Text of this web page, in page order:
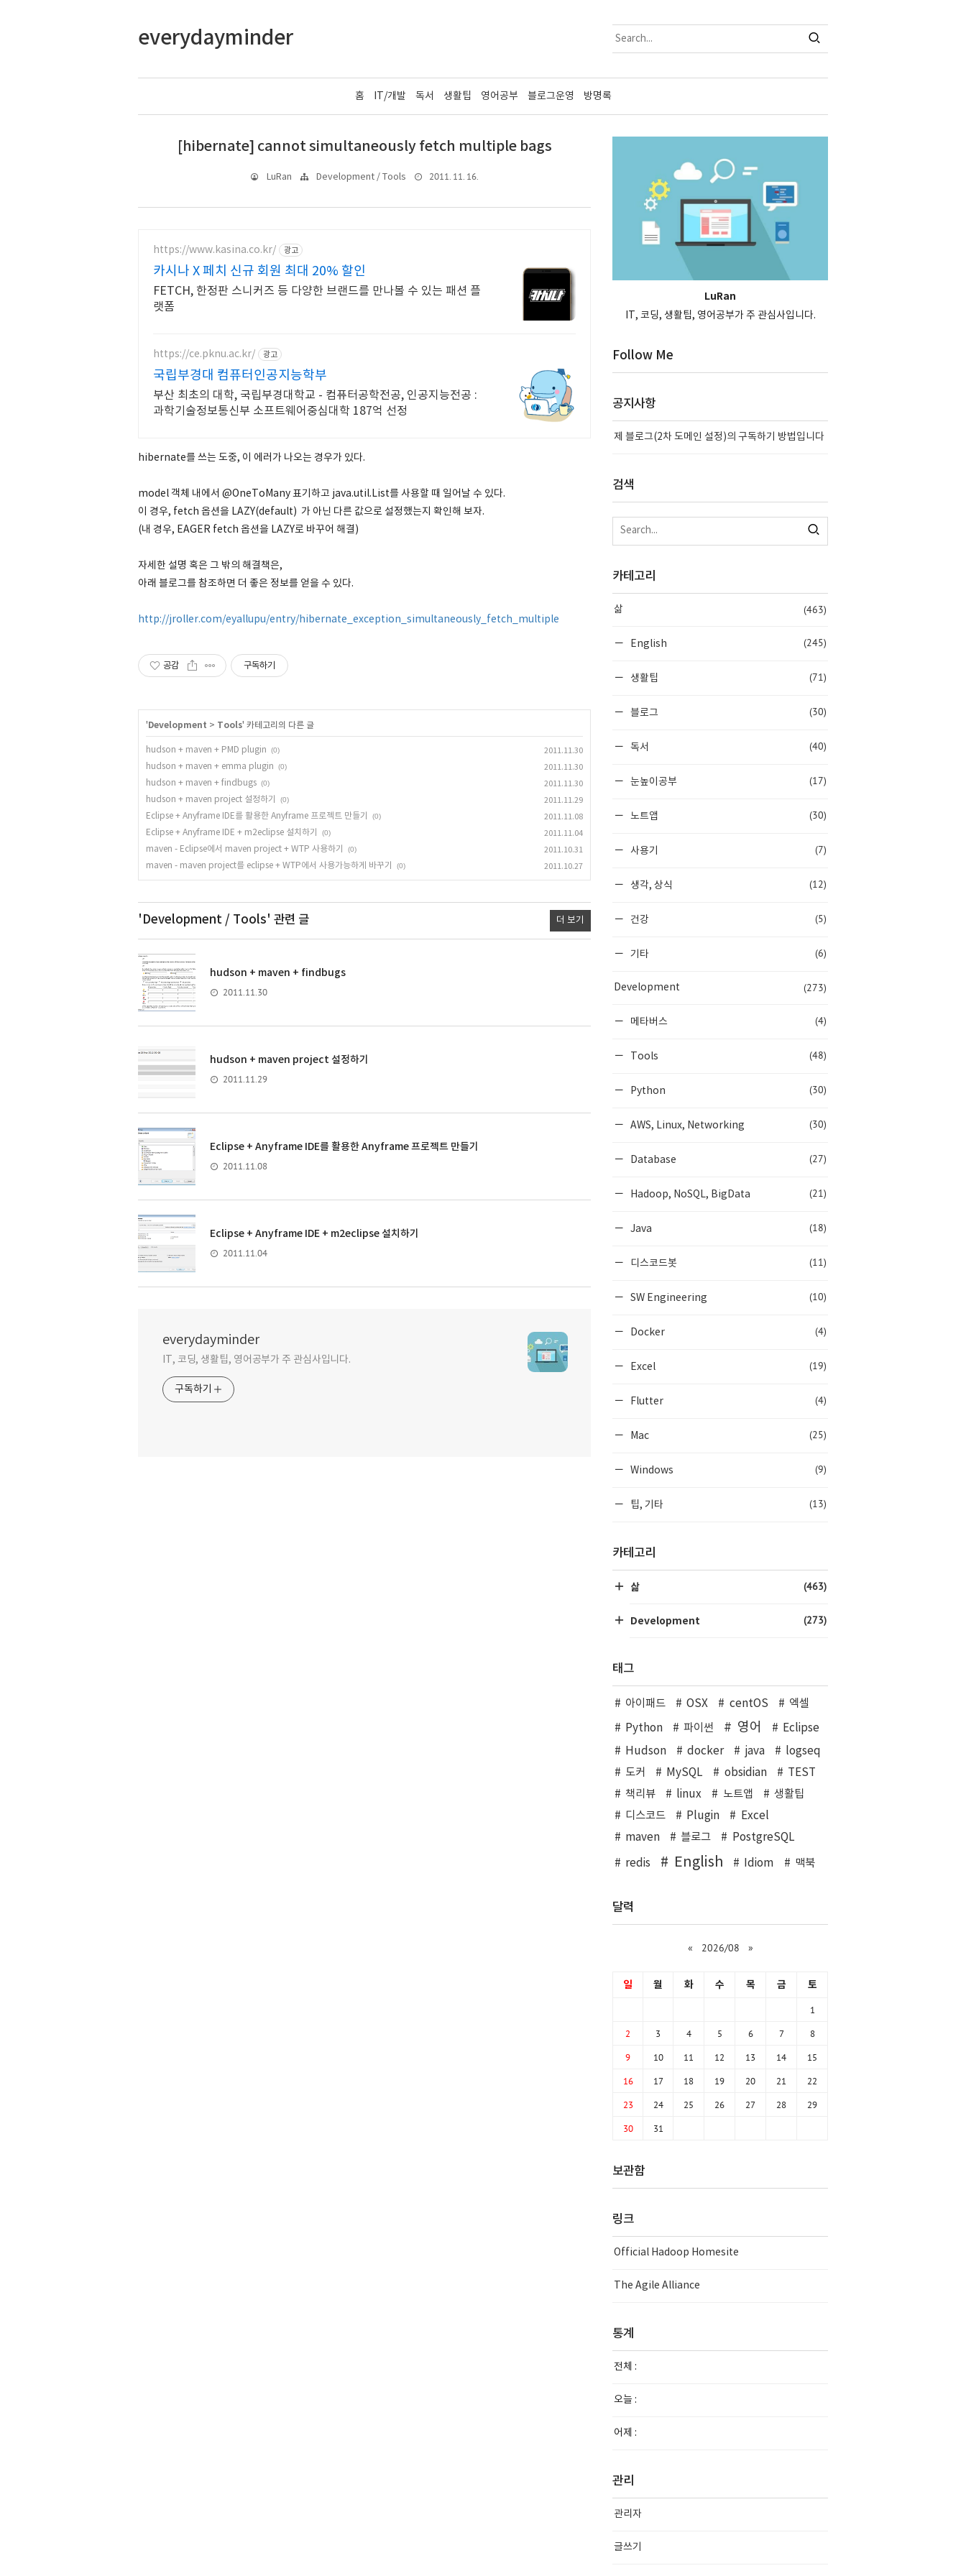
everydayminder
홈 IT/개발 독서 생활팁 영어공부 블로그운영 방명록
[hibernate] cannot simultaneously fetch multiple bags
LuRan Development / Tools 2011. 11. 16.
https://www.kasina.co.kr/ 광고
카시나 X 페치 신규 회원 최대 20% 할인
FETCH, 한정판 스니커즈 등 다양한 브랜드를 만나볼 수 있는 패션 플
랫폼
https://ce.pknu.ac.kr/ 광고
국립부경대 컴퓨터인공지능학부
부산 최초의 대학, 국립부경대학교 - 컴퓨터공학전공, 인공지능전공 :
과학기술정보통신부 소프트웨어중심대학 187억 선정
hibernate를 쓰는 도중, 이 에러가 나오는 경우가 있다.
model 객체 내에서 @OneToMany 표기하고 java.util.List를 사용할 때 일어날 수 있다.
이 경우, fetch 옵션을 LAZY(default) 가 아닌 다른 값으로 설정했는지 확인해 보자.
(내 경우, EAGER fetch 옵션을 LAZY로 바꾸어 해결)
자세한 설명 혹은 그 밖의 해결책은,
아래 블로그를 참조하면 더 좋은 정보를 얻을 수 있다.
http://jroller.com/eyallupu/entry/hibernate_exception_simultaneously_fetch_multiple
공감 구독하기
' Development > Tools' 카테고리의 다른 글
hudson + maven + PMD plugin (0)
2011.11.30
hudson + maven + emma plugin
(0)
2011.11.30
hudson + maven + findbugs (0)
2011.11.30
hudson + maven project 설정하기
(0)
2011.11.29
Eclipse + Anyframe IDE를 활용한 Anyframe 프로젝트 만들기
(0)
2011.11.08
Eclipse + Anyframe IDE + m2eclipse 설치하기
(0)
2011.11.04
maven - Eclipse에서 maven project + WTP 사용하기
(0)
2011.10.31
maven - maven project를 eclipse + WTP에서 사용가능하게 바꾸기
(0) 2011.10.27
'Development / Tools' 관련 글 더 보기
hudson + maven + findbugs
2011.11.30
hudson + maven project 설정하기
2011.11.29
Eclipse + Anyframe IDE를 활용한 Anyframe 프로젝트 만들기
2011.11.08
Eclipse + Anyframe IDE + m2eclipse 설치하기
2011.11.04
everydayminder
IT, 코딩, 생활팁, 영어공부가 주 관심사입니다.
구독하기
LuRan
IT, 코딩, 생활팁, 영어공부가 주 관심사입니다.
Follow Me
공지사항
제 블로그(2차 도메인 설정)의 구독하기 방법입니다
검색
카테고리
삶 (463)
English (245)
생활팁 (71)
블로그 (30)
독서 (40)
눈높이공부 (17)
노트앱 (30)
사용기 (7)
생각, 상식 (12)
건강 (5)
기타 (6)
Development (273)
메타버스 (4)
Tools (48)
Python (30)
AWS, Linux, Networking (30)
Database (27)
Hadoop, NoSQL, BigData (21)
Java (18)
디스코드봇 (11)
SW Engineering (10)
Docker (4)
Excel (19)
Flutter (4)
Mac (25)
Windows (9)
팁, 기타 (13)
카테고리
삶 (463)
Development (273)
태그
아이패드 OSX centOS
엑셀
Python
파이썬 영어
Eclipse
Hudson
docker java
logseq
도커
MySQL obsidian
TEST
책리뷰
linux 노트앱
생활팁
디스코드
Plugin
Excel
maven
블로그 PostgreSQL
redis English Idiom 맥북
달력
« 2026/08 »
일 월 화 수 목 금 토
1
2 3 4 5 6 7 8
9 10 11 12 13 14 15
16 17 18 19 20 21 22
23 24 25 26 27 28 29
30 31
보관함
링크
Official Hadoop Homesite
The Agile Alliance
통계
전체 :
오늘 :
어제 :
관리
관리자
글쓰기